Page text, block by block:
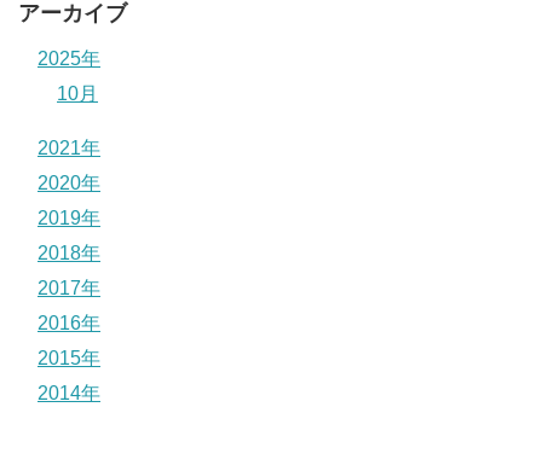
アーカイブ
2025年
10月
2021年
2020年
2019年
2018年
2017年
2016年
2015年
2014年